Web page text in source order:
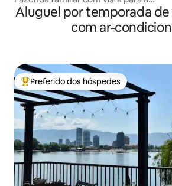
montanha|Trilhas|Fogueira|Animais de
estimação|Crianças|6 pessoas
Aluguel por temporada
com ar-
Entre os melhores preferidos dos
Preferido dos hóspedes